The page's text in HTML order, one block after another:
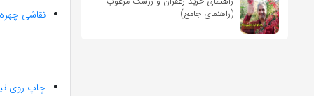
(راهنمای جامع)
نقاشی چهره
چاپ روی